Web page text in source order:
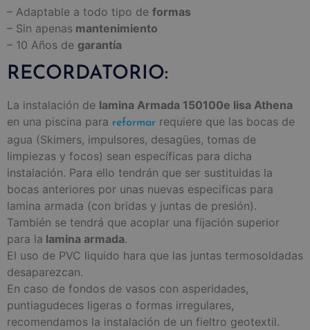
– Adaptable a todo tipo de formas
– Sin apenas mantenimiento
– 10 Años de garantía
RECORDATORIO:
La instalación de lamina Armada 150100e lisa Athena
en una piscina para reformar requiere que las bocas de
agua (Skimers, impulsores, desagües, tomas de
limpiezas y focos) sean específicas para dicha
instalación. Para ello tendrán que ser sustituidas la
bocas anteriores por unas nuevas especificas para
lamina armada (con bridas y juntas de presión).
También se tendrá que acoplar una fijación superior
para la lamina armada.
El uso de PVC liquido hara que las juntas termosoldadas
desaparezcan.
En caso de fondos de vasos con asperidades,
puntiagudeces ligeras o formas irregulares,
recomendamos la instalación de un fieltro geotextil.